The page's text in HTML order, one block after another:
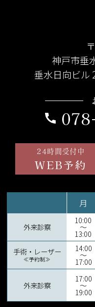
神戸市垂
垂水日向ビル
24時間受付中
WEB予約
月
外来診察
10:00
～
13:00
手術・レーザー
≪予約制≫
14:00
～
17:00
外来診察
17:00
～
19:00